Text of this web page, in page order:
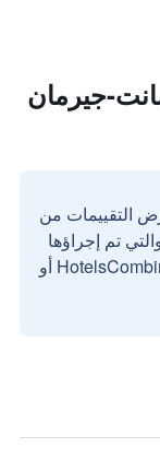
جيرمان
التقييمات من
تم إجراؤها
بواسطة مستخدمين حقيقيين مع HotelsCombined أو